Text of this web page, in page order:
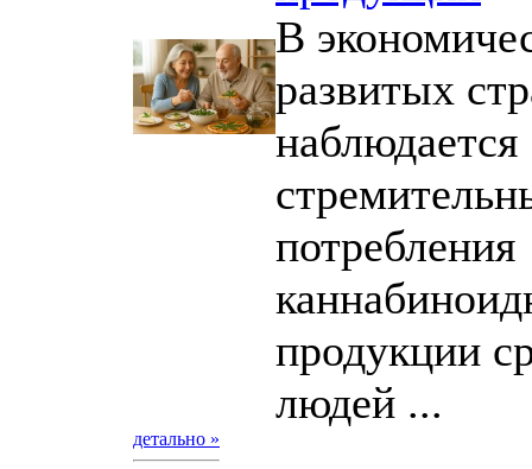
В
развитых
наблюдается
потребления
продукции
людей ...
детально »